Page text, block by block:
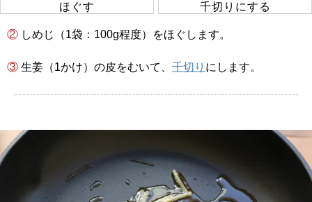
ほぐす 千切りにする
② しめじ（1袋：100g程度）をほぐします。
③ 生姜（1かけ）の皮をむいて、 千切り にします。